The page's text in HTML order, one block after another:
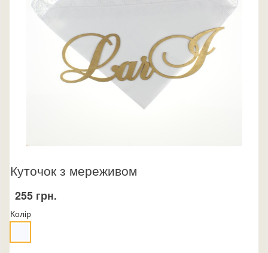
Куточок з мереживом
255 грн.
Колір